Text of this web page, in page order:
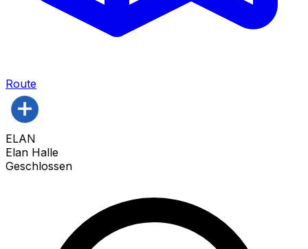
Route
ELAN
Elan Halle
Geschlossen